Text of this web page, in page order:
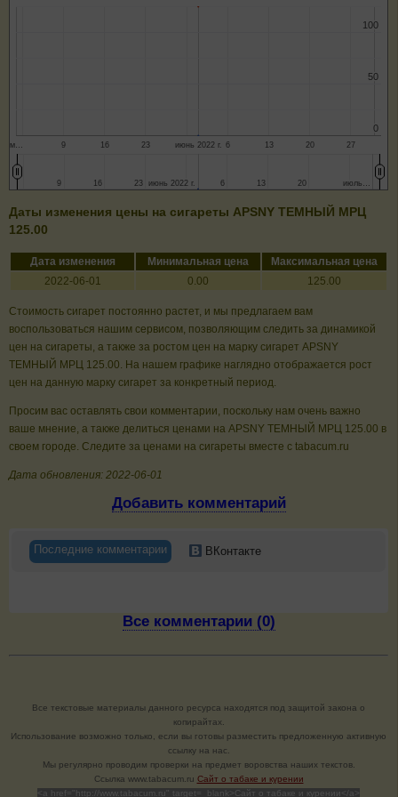
м… июнь 2022 г.
9 16 23 6 13 20 27
0
0
50
50
100
100
июнь 2022 г.
июнь 2022 г. июль…
июль…
9
9 16
16 23
23 6
6 13
13 20
20
Даты изменения цены на сигареты APSNY ТЕМНЫЙ МРЦ
125.00
Дата изменения Минимальная цена
Максимальная цена
2022-06-01
0.00 125.00
Стоимость сигарет постоянно растет, и мы предлагаем вам
воспользоваться нашим сервисом, позволяющим следить за динамикой
цен на сигареты, а также за ростом цен на марку сигарет APSNY
ТЕМНЫЙ МРЦ 125.00. На нашем графике наглядно отображается рост
цен на данную марку сигарет за конкретный период.
Просим вас оставлять свои комментарии, поскольку нам очень важно
ваше мнение, а также делиться ценами на APSNY ТЕМНЫЙ МРЦ 125.00 в
своем городе. Следите за ценами на сигареты вместе с tabacum.ru
Дата обновления: 2022-06-01
Добавить комментарий
Последние комментарии ВКонтакте
Все комментарии (0)
Все текстовые материалы данного ресурса находятся под защитой закона о
копирайтах.
Использование возможно только, если вы готовы разместить предложенную активную
ссылку на нас.
Мы регулярно проводим проверки на предмет воровства наших текстов.
Cсылка www.tabacum.ru Сайт о табаке и курении
<a href="http://www.tabacum.ru" target=_blank>Сайт о табаке и курении</a>